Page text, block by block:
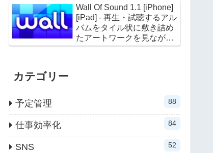
Wall Of Sound 1.1 [iPhone]
[iPad] - 再生・試聴するアル
バムをタイル状に敷き詰め
たアートワークを見ながら
選べる
カテゴリー
予定管理 88
仕事効率化 84
SNS 52